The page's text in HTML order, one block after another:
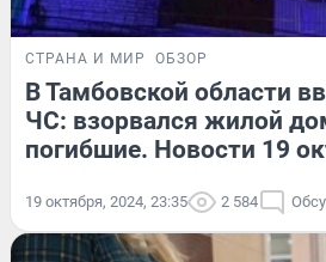
СТРАНА И МИР ОБЗОР
В Тамбовской области
ЧС: взорвался жилой
погибшие. Новости 19
19 октября, 2024, 23:35 2 584